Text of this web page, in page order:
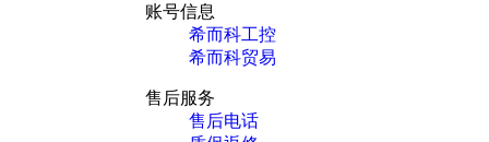
账号信息
希而科工控
希而科贸易
售后服务
售后电话